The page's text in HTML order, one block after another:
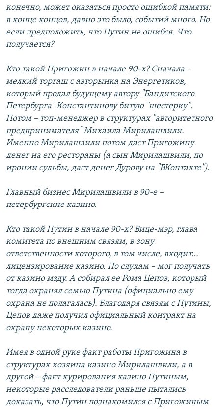
конечно, может оказаться просто ошибкой памяти:
в конце концов, давно это было, событий много. Но
если предположить, что Путин не ошибся. Что
получается?
Кто такой Пригожин в начале 90-х? Сначала –
мелкий торгаш с авторынка на Энергетиков,
который продал будущему автору "Бандитского
Петербурга" Константинову битую "шестерку".
Потом – топ-менеджер в структурах "авторитетного
предпринимателя" Михаила Мирилашвили.
Именно Мирилашвили потом даст Пригожину
денег на его рестораны (а сын Мирилашвили, по
иронии судьбы, даст денег Дурову на "ВКонтакте").
Главный бизнес Мирилашвили в 90-е –
петербургские казино.
Кто такой Путин в начале 90-х? Вице-мэр, глава
комитета по внешним связям, в зону
ответственности которого, в том числе, входит...
лицензирование казино. По слухам – мог получать
от казино мзду. А собирал ее Рома Цепов, который
тогда охранял семью Путина (официально ему
охрана не полагалась). Благодаря связям с Путины,
Цепов даже получил официальный контракт на
охрану некоторых казино.
Имея в одной руке факт работы Пригожина в
структурах хозяина казино Мирилашвили, а в
другой – факт курирования казино Путиным,
некоторые расследователи раньше пытались
доказать, что Путин познакомился с Пригожиным